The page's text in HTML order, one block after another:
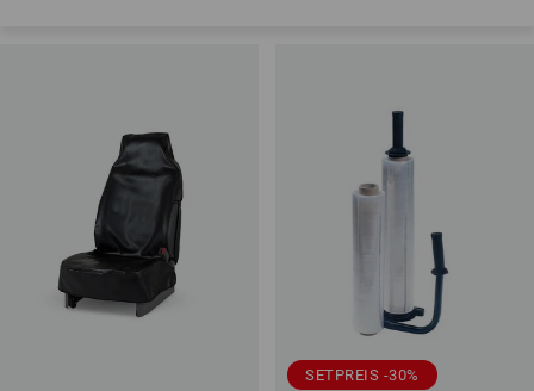
SETPREIS -30%